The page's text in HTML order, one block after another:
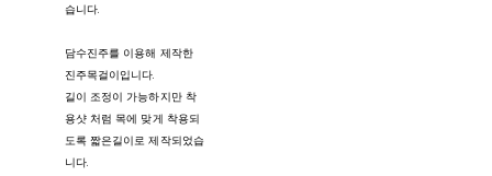
습니다.
담수진주를 이용해 제작한
진주목걸이입니다.
길이 조정이 가능하지만 착
용샷 처럼 목에 맞게 착용되
도록 짧은길이로 제작되었습
니다.